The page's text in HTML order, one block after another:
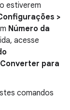
estiverem
>
Número da
acesse
Converter para
comandos